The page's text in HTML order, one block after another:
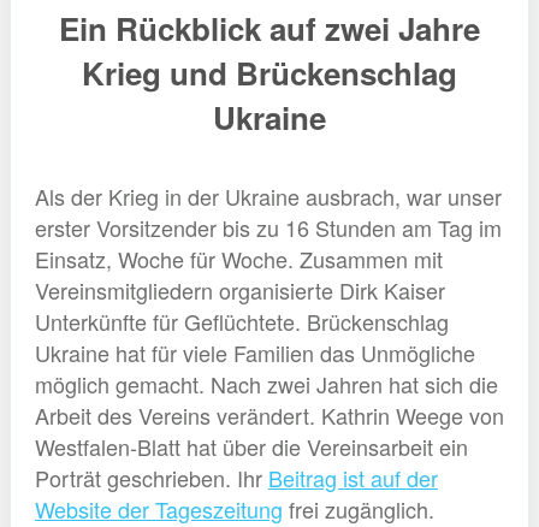
Ein Rückblick auf zwei Jahre
Krieg und Brückenschlag
Ukraine
Als der Krieg in der Ukraine ausbrach, war unser
erster Vorsitzender bis zu 16 Stunden am Tag im
Einsatz, Woche für Woche. Zusammen mit
Vereinsmitgliedern organisierte Dirk Kaiser
Unterkünfte für Geflüchtete. Brückenschlag
Ukraine hat für viele Familien das Unmögliche
möglich gemacht. Nach zwei Jahren hat sich die
Arbeit des Vereins verändert. Kathrin Weege von
Westfalen-Blatt hat über die Vereinsarbeit ein
Porträt geschrieben. Ihr Beitrag ist auf der
Website der Tageszeitung frei zugänglich.